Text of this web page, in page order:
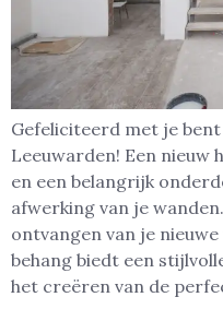
Gefeliciteerd met je
Leeuwarden! Een nieuw
en een belangrijk
afwerking van je
ontvangen van je
behang biedt een
het creëren van de